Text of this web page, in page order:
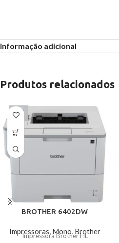
Informação adicional
Produtos relacionados
BROTHER 6402DW
Impressoras, Mono, Brother
Impressora Brother HL